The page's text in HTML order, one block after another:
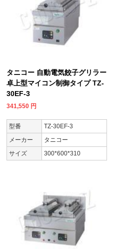
タニコー 自動電気餃子グリラー
卓上型マイコン制御タイプ TZ-
30EF-3
341,550 円
型番
TZ-30EF-3
メーカー
タニコー
サイズ
300*600*310